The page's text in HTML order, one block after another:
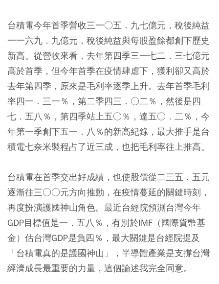
台積電今年首季營收三一○五．九七億元，稅後純益
一一六九．九億元，稅後純益與每股盈餘都創下歷史
新高。從營收來看，去年第四季三一七二．三七億元
高於首季，但今年首季在疫情肆虐下，獲利卻又高於
去年第四季，原來是毛利率逐季上升。去年首季毛利
率四一．三一％，第二季四三．○二％，然後是四
七．五八％，第四季站上五○％，達五○．二％，今
年第一季創下五一．八％的新高紀錄，最大推手是台
積電七奈米製程占了近三成，也把毛利率往上推高。
台積電在首季交出好成績，也使股價從二三五．五元
逐漸往三○○元方向推動，在疫情蔓延的關鍵時刻，
再度扮演護國神山角色。最近台經院預測台灣今年
GDP目標值是一．五八％，有別於IMF（國際貨幣基
金）估台灣GDP是負四％，最大關鍵是台經院提及
「台積電真的是護國神山」，半導體產業是支撐台灣
經濟成長最重要的力量，這個論述我完全同意。